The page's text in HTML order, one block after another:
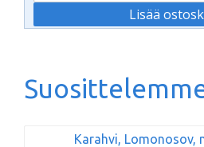
Karahvi, Lomonosov,